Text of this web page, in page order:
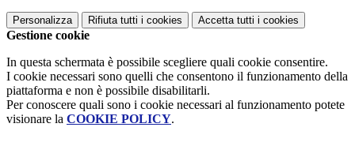
Personalizza Rifiuta tutti i cookies Accetta tutti i cookies
Gestione cookie
In questa schermata è possibile scegliere quali cookie consentire.
I cookie necessari sono quelli che consentono il funzionamento della
piattaforma e non è possibile disabilitarli.
Per conoscere quali sono i cookie necessari al funzionamento potete
visionare la COOKIE POLICY.